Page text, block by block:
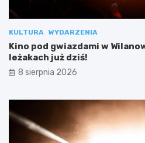
KULTURA WYDARZENIA
Kino pod gwiazdami w
leżakach już dziś!
8 sierpnia 2026